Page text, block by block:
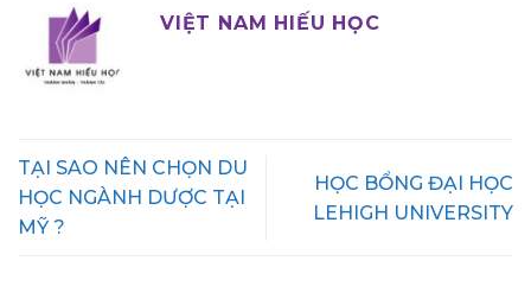
VIỆT NAM HIẾU HỌC
TẠI SAO NÊN CHỌN DU
HỌC NGÀNH DƯỢC TẠI
MỸ ?
HỌC BỔNG ĐẠI HỌC
LEHIGH UNIVERSITY